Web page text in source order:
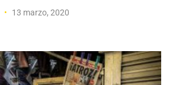
13 marzo, 2020